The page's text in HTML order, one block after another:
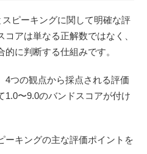
スピーキングに関して明確な評
アは単なる正解数ではなく、
に判断する仕組みです。
4つの観点から採点される評価
1.0〜9.0のバンドスコアが付け
ーキングの主な評価ポイントを